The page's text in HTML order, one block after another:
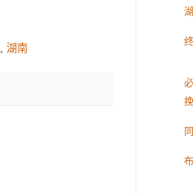
, 湖南